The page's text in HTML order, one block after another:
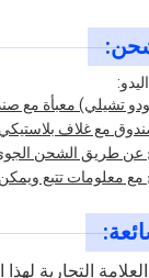
تشيلي) معبأة
مع غلاف بلاستيكي
عن طريق الشحن الجوي
معلومات تتبع ويمكن